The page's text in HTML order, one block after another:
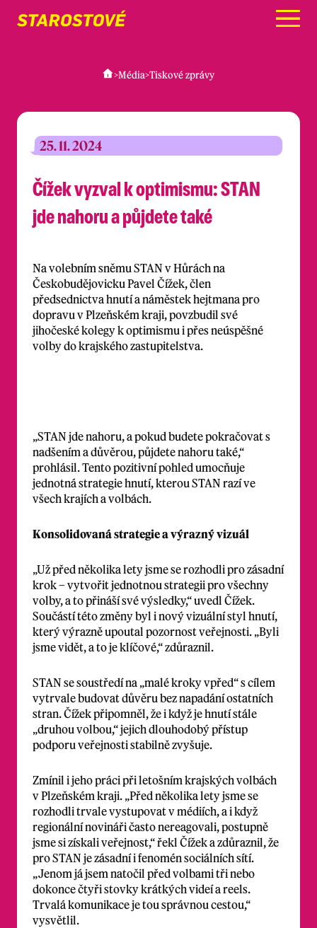
Menu
>Média>Tiskové zprávy
25. 11. 2024
Čížek vyzval k optimismu: STAN
jde nahoru a půjdete také
Na volebním sněmu STAN v Hůrách na
Českobudějovicku Pavel Čížek, člen
předsednictva hnutí a náměstek hejtmana pro
dopravu v Plzeňském kraji, povzbudil své
jihočeské kolegy k optimismu i přes neúspěšné
volby do krajského zastupitelstva.
„STAN jde nahoru, a pokud budete pokračovat s
nadšením a důvěrou, půjdete nahoru také,“
prohlásil. Tento pozitivní pohled umocňuje
jednotná strategie hnutí, kterou STAN razí ve
všech krajích a volbách.
Konsolidovaná strategie a výrazný vizuál
„Už před několika lety jsme se rozhodli pro zásadní
krok – vytvořit jednotnou strategii pro všechny
volby, a to přináší své výsledky,“ uvedl Čížek.
Součástí této změny byl i nový vizuální styl hnutí,
který výrazně upoutal pozornost veřejnosti. „Byli
jsme vidět, a to je klíčové,“ zdůraznil.
STAN se soustředí na „malé kroky vpřed“ s cílem
vytrvale budovat důvěru bez napadání ostatních
stran. Čížek připomněl, že i když je hnutí stále
„druhou volbou,“ jejich dlouhodobý přístup
podporu veřejnosti stabilně zvyšuje.
Zmínil i jeho práci při letošním krajských volbách
v Plzeňském kraji. „Před několika lety jsme se
rozhodli trvale vystupovat v médiích, a i když
regionální novináři často nereagovali, postupně
jsme si získali veřejnost,“ řekl Čížek a zdůraznil, že
pro STAN je zásadní i fenomén sociálních sítí.
„Jenom já jsem natočil před volbami tři nebo
dokonce čtyři stovky krátkých videí a reels.
Trvalá komunikace je tou správnou cestou,“
vysvětlil.